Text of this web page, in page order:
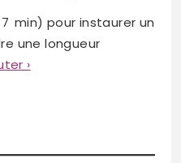
min) pour instaurer un
une longueur
›